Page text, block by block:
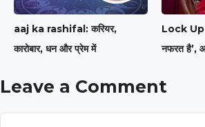
aaj ka rashifal: करियर,
कारोबार, धन और प्रेम में
Lock
नफरत है’,
Leave a Comment